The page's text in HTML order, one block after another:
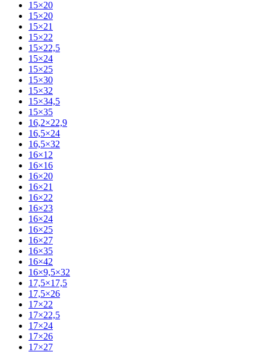
15×20
15×20
15×21
15×22
15×22,5
15×24
15×25
15×30
15×32
15×34,5
15×35
16,2×22,9
16,5×24
16,5×32
16×12
16×16
16×20
16×21
16×22
16×23
16×24
16×25
16×27
16×35
16×42
16×9,5×32
17,5×17,5
17,5×26
17×22
17×22,5
17×24
17×26
17×27